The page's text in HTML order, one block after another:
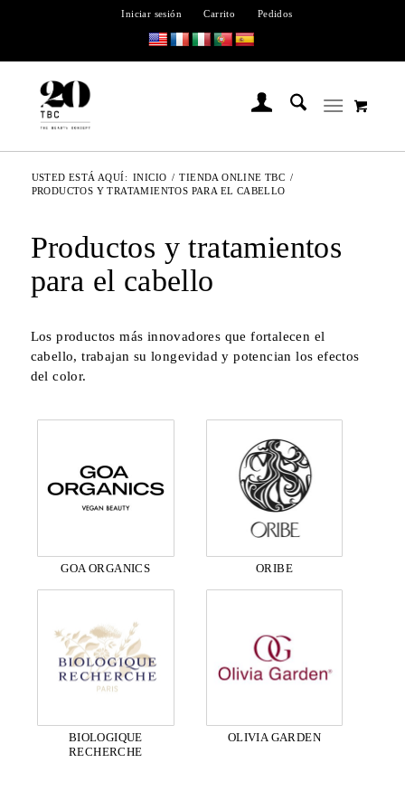
Iniciar sesión Carrito Pedidos
USTED ESTÁ AQUÍ: INICIO / TIENDA ONLINE TBC /
PRODUCTOS Y TRATAMIENTOS PARA EL CABELLO
Productos y tratamientos
para el cabello
Los productos más innovadores que fortalecen el
cabello, trabajan su longevidad y potencian los efectos
del color.
GOA ORGANICS ORIBE
BIOLOGIQUE
RECHERCHE
OLIVIA GARDEN